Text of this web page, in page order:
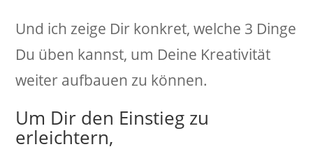
Und ich zeige Dir konkret, welche 3 Dinge
Du üben kannst, um Deine Kreativität
weiter aufbauen zu können.
Um Dir den Einstieg zu
erleichtern,